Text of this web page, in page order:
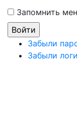
Запомнить
Забыли
Забыли